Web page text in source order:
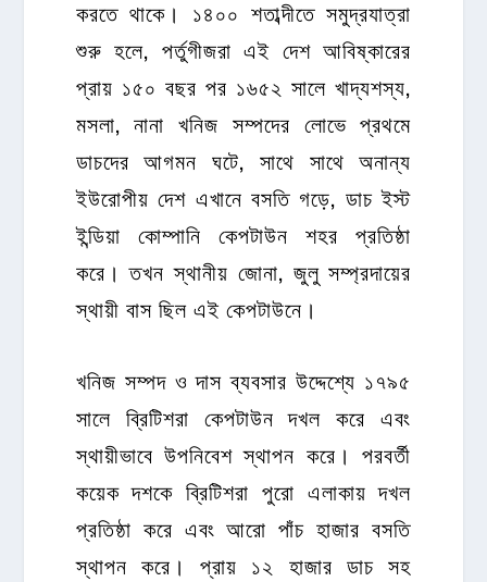
করতে থাকে। ১৪০০ শতাব্দীতে সমুদ্রযাত্রা
শুরু হলে, পর্তুগীজরা এই দেশ আবিষ্কারের
প্রায় ১৫০ বছর পর ১৬৫২ সালে খাদ্যশস্য,
মসলা, নানা খনিজ সম্পদের লোভে প্রথমে
ডাচদের আগমন ঘটে, সাথে সাথে অনান্য
ইউরোপীয় দেশ এখানে বসতি গড়ে, ডাচ ইস্ট
ইন্ডিয়া কোম্পানি কেপটাউন শহর প্রতিষ্ঠা
করে। তখন স্থানীয় জোনা, জুলু সম্প্রদায়ের
স্থায়ী বাস ছিল এই কেপটাউনে।
খনিজ সম্পদ ও দাস ব্যবসার উদ্দেশ্যে ১৭৯৫
সালে ব্রিটিশরা কেপটাউন দখল করে এবং
স্থায়ীভাবে উপনিবেশ স্থাপন করে। পরবর্তী
কয়েক দশকে ব্রিটিশরা পুরো এলাকায় দখল
প্রতিষ্ঠা করে এবং আরো পাঁচ হাজার বসতি
স্থাপন করে। প্রায় ১২ হাজার ডাচ সহ